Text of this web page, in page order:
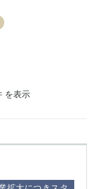
を表示